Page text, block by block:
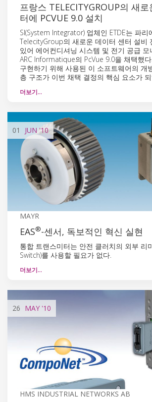
프랑스 TELECITYGROUP의 새
터에 PCVUE 9.0 설치
SI(System Integrator) 업체인 ETDE는 파리
TelecityGroup의 새로운 데이터 센터 설비
있어 에어컨디셔닝 시스템 및 전기 공급 모
ARC Informatique의 PcVue 9.0을 채택했
구현하기 위해 사용된 이 소프트웨어의 개
층 구조가 이번 채택 결정의 핵심 요소가
더보기…
01 JUN'10
MAYR
EAS®-센서, 독보적인 혁신 실현
통합 트랜스미터는 안전 클러치의 외부 리
Switch)를 사용할 필요가 없다.
더보기…
26 MAY '10
HMS INDUSTRIAL NETWORKS AB